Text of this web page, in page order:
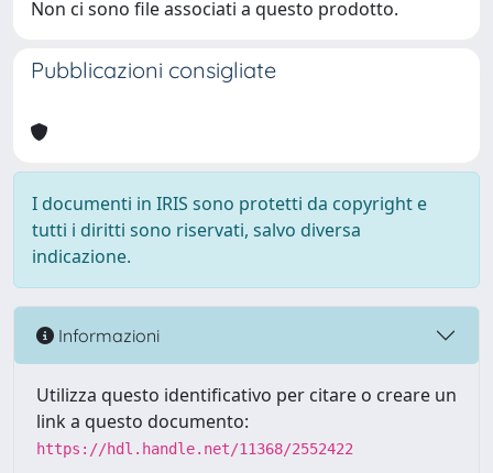
Non ci sono file associati a questo prodotto.
Pubblicazioni consigliate
I documenti in IRIS sono protetti da copyright e
tutti i diritti sono riservati, salvo diversa
indicazione.
Informazioni
Utilizza questo identificativo per citare o creare un
link a questo documento:
https://hdl.handle.net/11368/2552422